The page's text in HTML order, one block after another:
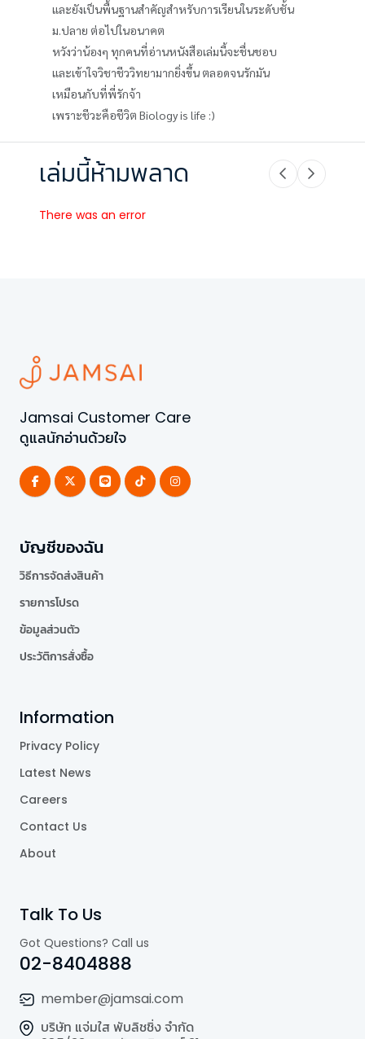
และยังเป็นพื้นฐานสำคัญสำหรับการเรียนในระดับชั้น
ม.ปลาย ต่อไปในอนาคต
หวังว่าน้องๆ ทุกคนที่อ่านหนังสือเล่มนี้จะชื่นชอบ
และเข้าใจวิชาชีววิทยามากยิ่งขึ้น ตลอดจนรักมัน
เหมือนกับที่พี่รักจ้า
เพราะชีวะคือชีวิต Biology is life :)
เล่มนี้ห้ามพลาด
There was an error
Jamsai Customer Care
ดูแลนักอ่านด้วยใจ
บัญชีของฉัน
วิธีการจัดส่งสินค้า
รายการโปรด
ข้อมูลส่วนตัว
ประวัติการสั่งซื้อ
Information
Privacy Policy
Latest News
Careers
Contact Us
About
Talk To Us
Got Questions? Call us
02-8404888
member@jamsai.com
บริษัท แจ่มใส พับลิชชิ่ง จำกัด